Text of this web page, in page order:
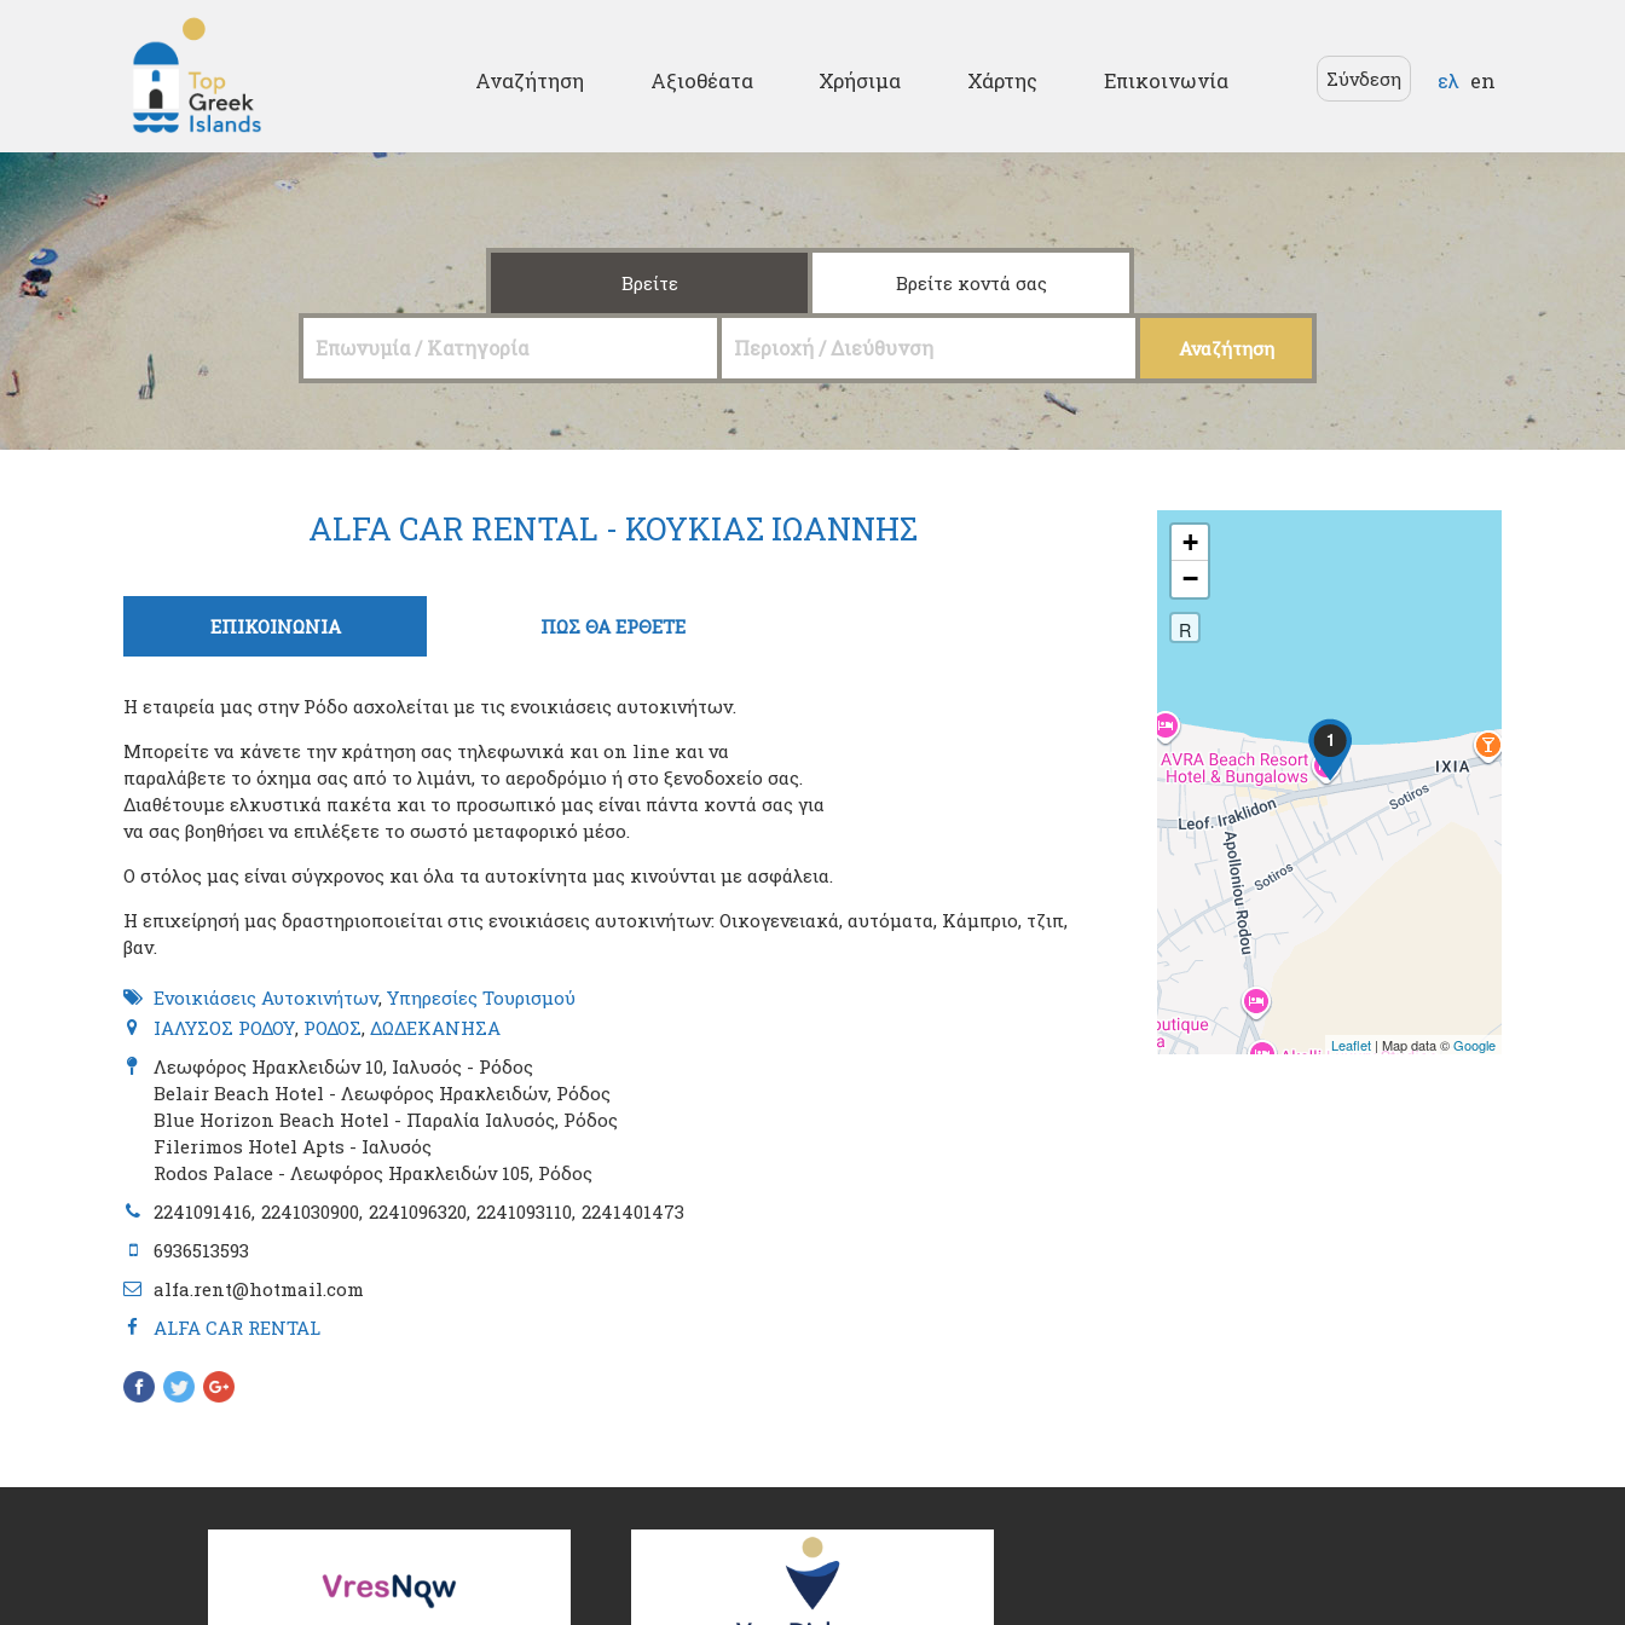
Top
Greek
Islands
Secondary
Αναζήτηση Αξιοθέατα Χρήσιμα Χάρτης Επικοινωνία Σύνδεση Γλώσσες
ελ en
Βρείτε Βρείτε κοντά σας
Επωνυμία / Κατηγορία Περιοχή / Διεύθυνση
ALFA CAR RENTAL - ΚΟΥΚΙΑΣ ΙΩΑΝΝΗΣ
Tabs group καταχώρησης
ΕΠΙΚΟΙΝΩΝΙΑ ΠΩΣ ΘΑ ΕΡΘΕΤΕ
Η εταιρεία μας στην Ρόδο ασχολείται με τις ενοικιάσεις αυτοκινήτων.
Μπορείτε να κάνετε την κράτηση σας τηλεφωνικά και on line και να
παραλάβετε το όχημα σας από το λιμάνι, το αεροδρόμιο ή στο ξενοδοχείο σας.
Διαθέτουμε ελκυστικά πακέτα και το προσωπικό μας είναι πάντα κοντά σας για
να σας βοηθήσει να επιλέξετε το σωστό μεταφορικό μέσο.
Ο στόλος μας είναι σύγχρονος και όλα τα αυτοκίνητα μας κινούνται με ασφάλεια.
Η επιχείρησή μας δραστηριοποιείται στις ενοικιάσεις αυτοκινήτων: Οικογενειακά, αυτόματα, Κάμπριο, τζιπ,
βαν.
Ενοικιάσεις Αυτοκινήτων, Υπηρεσίες Τουρισμού
ΙΑΛΥΣΟΣ ΡΟΔΟΥ, ΡΟΔΟΣ, ΔΩΔΕΚΑΝΗΣΑ
Λεωφόρος Ηρακλειδών 10, Ιαλυσός - Ρόδος
Belair Beach Hotel - Λεωφόρος Ηρακλειδών, Ρόδος
Blue Horizon Beach Hotel - Παραλία Ιαλυσός, Ρόδος
Filerimos Hotel Apts - Ιαλυσός
Rodos Palace - Λεωφόρος Ηρακλειδών 105, Ρόδος
2241091416 2241030900 2241096320 2241093110 2241401473
6936513593
alfa.rent@hotmail.com
ALFA CAR RENTAL
1
+
−
R
Leaflet | Map data ©Google